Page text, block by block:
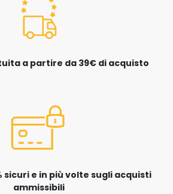
a partire da 39€ di acquisto
sicuri e in più volte sugli acquisti
ammissibili